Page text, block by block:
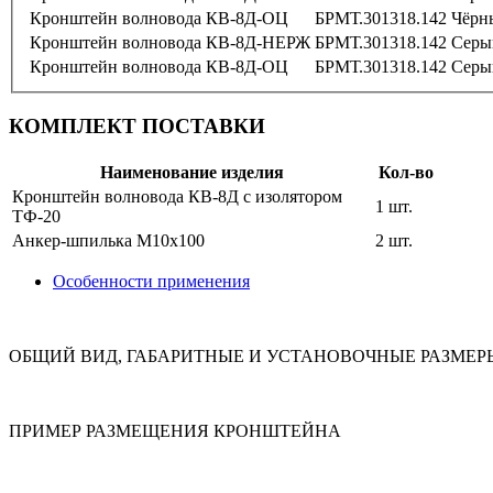
Кронштейн волновода КВ-8Д-ОЦ
БРМТ.301318.142
Кронштейн волновода КВ-8Д-НЕРЖ БРМТ.301318.142
Кронштейн волновода КВ-8Д-ОЦ
БРМТ.301318.142
КОМПЛЕКТ ПОСТАВКИ
Наименование изделия
Кол-во
Кронштейн волновода КВ-8Д с изолятором
ТФ-20
1 шт.
Анкер-шпилька M10х100
2 шт.
Особенности применения
ОБЩИЙ ВИД, ГАБАРИТНЫЕ И УСТАНОВОЧНЫЕ
ПРИМЕР РАЗМЕЩЕНИЯ КРОНШТЕЙНА